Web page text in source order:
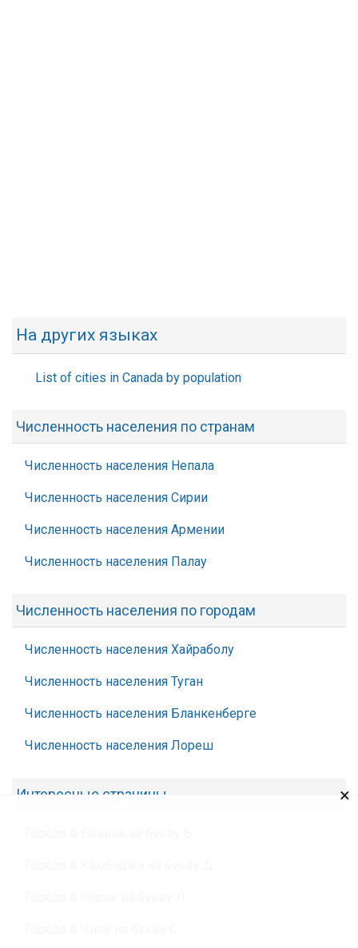
На других языках
List of cities in Canada by population
Численность населения по странам
Численность населения Непала
Численность населения Сирии
Численность населения Армении
Численность населения Палау
Численность населения по городам
Численность населения Хайраболу
Численность населения Туган
Численность населения Бланкенберге
Численность населения Лореш
Интересные страницы ×